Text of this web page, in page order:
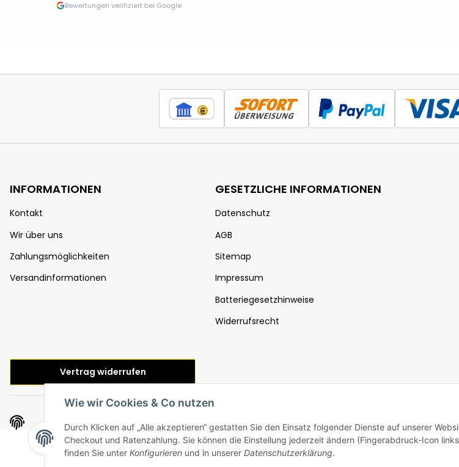
Wie wir Cookies & Co nutzen
Durch Klicken auf „Alle akzeptieren“ gestatten Sie den Einsatz folgender Dienste auf unserer
Checkout und Ratenzahlung. Sie können die Einstellung jederzeit ändern (Fingerabdruck-Icon
finden Sie unter Konfigurieren und in unserer Datenschutzerklärung.
Bewertungen verifiziert bei Google
INFORMATIONEN
Kontakt
Wir über uns
Zahlungsmöglichkeiten
Versandinformationen
GESETZLICHE INFORMATIONEN
Datenschutz
AGB
Sitemap
Impressum
Batteriegesetzhinweise
Widerrufsrecht
Vertrag widerrufen
/ * Alle Preise inkl. gesetzlicher USt., inkl. DE versandkostenfrei, Ausland zzgl. Versandkosten © 2026